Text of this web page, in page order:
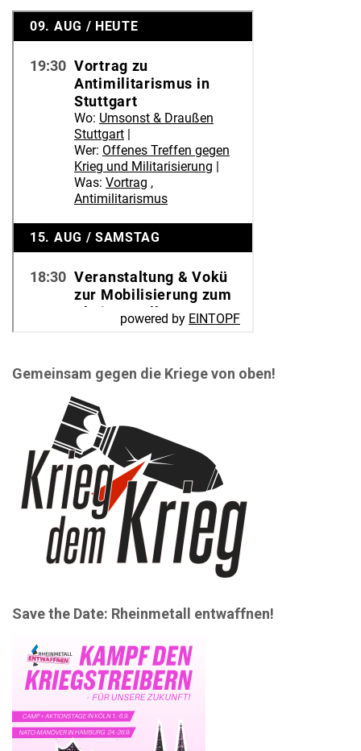
Gemeinsam gegen die Kriege von oben!
Save the Date: Rheinmetall entwaffnen!